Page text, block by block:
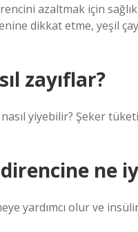
azaltmak için
dikkat etme, yeşil
zayıflar?
yiyebilir? Şeker
ne
yardımcı olur ve